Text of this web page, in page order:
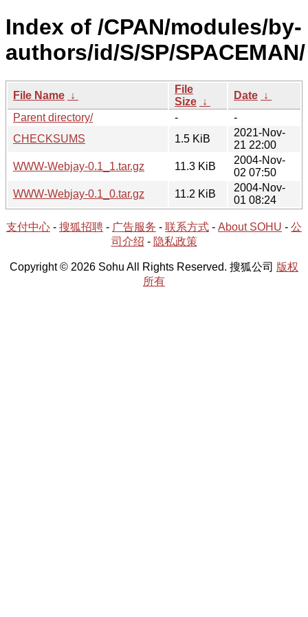
Index of /CPAN/modules/by-
authors/id/S/SP/SPACEMAN/
File Name ↓
File
Size ↓
Date ↓
Parent directory/
-
-
CHECKSUMS
1.5 KiB
2021-Nov-
21 22:00
WWW-Webjay-0.1_1.tar.gz
11.3 KiB
2004-Nov-
02 07:50
WWW-Webjay-0.1_0.tar.gz
11.2 KiB
2004-Nov-
01 08:24
支付中心 - 搜狐招聘 - 广告服务 - 联系方式 - About SOHU - 公
司介绍 - 隐私政策
Copyright © 2026 Sohu All Rights Reserved. 搜狐公司 版权
所有